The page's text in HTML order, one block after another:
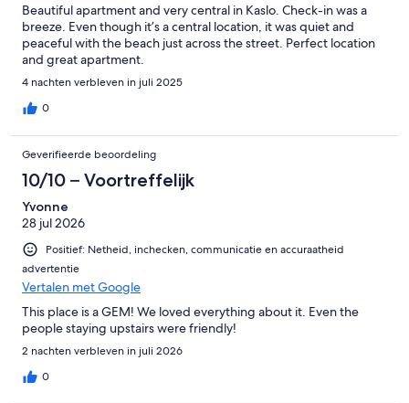
Beautiful apartment and very central in Kaslo. Check-in was a
breeze. Even though it’s a central location, it was quiet and
peaceful with the beach just across the street. Perfect location
and great apartment.
4 nachten verbleven in juli 2025
0
Geverifieerde beoordeling
10/10 – Voortreffelijk
Yvonne
28 jul 2026
Positief: Netheid, inchecken, communicatie en accuraatheid
advertentie
Vertalen met Google
This place is a GEM! We loved everything about it. Even the
people staying upstairs were friendly!
2 nachten verbleven in juli 2026
0